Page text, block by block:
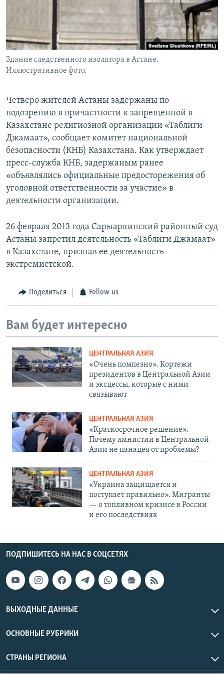
Здание следственного изолятора в Астане.
Иллюстративное фото.
Четверо жителей Астаны задержаны по
подозрению в причастности к запрещенной в
Казахстане религиозной организации «Таблиги
Джамаат», сообщает комитет национальной
безопасности (КНБ) Казахстана. Как утверждает
пресс-служба КНБ, задержаным ранее
«объявлялись официальные предосторежения об
уголовной ответственности за участие» в
деятельности организации.
26 февраля 2013 года Сарыаркинский районный суд
Астаны запретил деятельность «Таблиги Джамаат»
в Казахстане, признав ее деятельность
экстремистской.
Поделиться Follow us
Вам будет интересно
ЦЕНТРАЛЬНАЯ АЗИЯ
«Очень помпезно». Кортежи
президентов в Центральной Азии
и эксцессы, которые с ними
связывают
ЦЕНТРАЛЬНАЯ АЗИЯ
«Краткосрочное решение».
Почему амнистии в Центральной
Азии не панацея от проблемы?
ЦЕНТРАЛЬНАЯ АЗИЯ
«Украина защищается и
поступает правильно». Мигранты
— о топливном кризисе в России
и его последствиях
ПОДПИШИТЕСЬ НА НАС В СОЦСЕТЯХ
ВЫХОДНЫЕ ДАННЫЕ
ОСНОВНЫЕ РУБРИКИ
СТРАНЫ РЕГИОНА